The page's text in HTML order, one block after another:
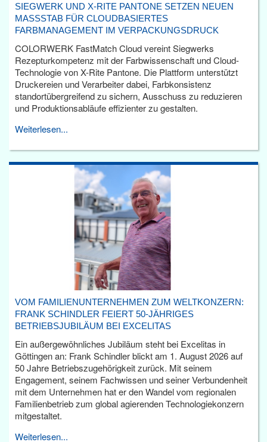
SIEGWERK UND X-RITE PANTONE SETZEN NEUEN
MASSSTAB FÜR CLOUDBASIERTES F
ARBMANAGEMENT IM VERPACKUNGSDRUCK
COLORWERK FastMatch Cloud vereint Siegwerks
Rezepturkompetenz mit der Farbwissenschaft und Cloud-
Technologie von X-Rite Pantone. Die Plattform unterstützt
Druckereien und Verarbeiter dabei, Farbkonsistenz
standortübergreifend zu sichern, Ausschuss zu reduzieren
und Produktionsabläufe effizienter zu gestalten.
Weiterlesen...
VOM FAMILIENUNTERNEHMEN ZUM WELTKONZERN:
FRANK SCHINDLER FEIERT 50-JÄHRIGES
BETRIEBSJUBILÄUM BEI EXCELITAS
Ein außergewöhnliches Jubiläum steht bei Excelitas in
Göttingen an: Frank Schindler blickt am 1. August 2026 auf
50 Jahre Betriebszugehörigkeit zurück. Mit seinem
Engagement, seinem Fachwissen und seiner Verbundenheit
mit dem Unternehmen hat er den Wandel vom regionalen
Familienbetrieb zum global agierenden Technologiekonzern
mitgestaltet.
Weiterlesen...